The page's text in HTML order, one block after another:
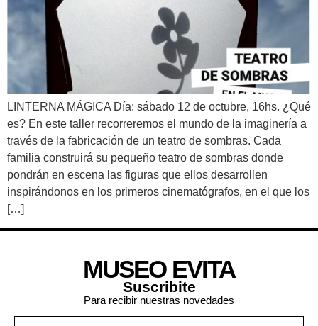
LINTERNA MÁGICA Día: sábado 12 de octubre, 16hs. ¿Qué
es? En este taller recorreremos el mundo de la imaginería a
través de la fabricación de un teatro de sombras. Cada
familia construirá su pequeño teatro de sombras donde
pondrán en escena las figuras que ellos desarrollen
inspirándonos en los primeros cinematógrafos, en el que los
[…]
MUSEO EVITA
Suscribite
Para recibir nuestras novedades